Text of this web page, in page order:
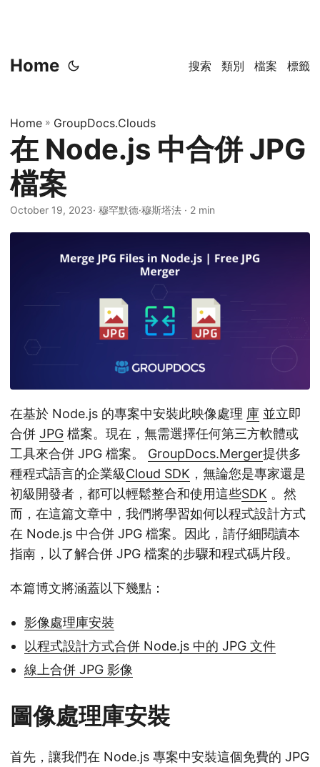
Home 搜索 類別 檔案 標籤
Home » GroupDocs.Clouds
在 Node.js 中合併 JPG
檔案
October 19, 2023· 穆罕默德·穆斯塔法 · 2 min
在基於 Node.js 的專案中安裝此映像處理 庫 並立即
合併 JPG 檔案。現在，無需選擇任何第三方軟體或
工具來合併 JPG 檔案。 GroupDocs.Merger提供多
種程式語言的企業級Cloud SDK ，無論您是專家還是
初級開發者，都可以輕鬆整合和使用這些SDK 。然
而，在這篇文章中，我們將學習如何以程式設計方式
在 Node.js 中合併 JPG 檔案。因此，請仔細閱讀本
指南，以了解合併 JPG 檔案的步驟和程式碼片段。
本篇博文將涵蓋以下幾點：
影像處理庫安裝
以程式設計方式合併 Node.js 中的 JPG 文件
線上合併 JPG 影像
圖像處理庫安裝
首先，讓我們在 Node.js 專案中安裝這個免費的 JPG